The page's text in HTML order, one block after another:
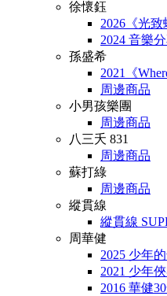
徐懷鈺
2026《光
2024 音樂
孫盛希
2021《
周邊商品
小男孩樂團
周邊商品
八三夭 831
周邊商品
蘇打綠
周邊商品
縱貫線
縱貫線
周華健
2025 少年
2021 少年
2016 華健